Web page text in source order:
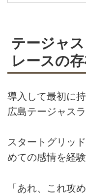
テージャ
レースの
導入して最初に
広島テージャス
スタートグリッ
めての感情を経験
「あれ、これ攻